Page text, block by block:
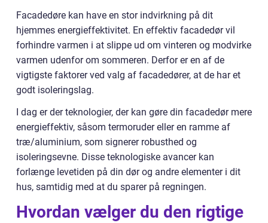
Facadedøre kan have en stor indvirkning på dit
hjemmes energieffektivitet. En effektiv facadedør vil
forhindre varmen i at slippe ud om vinteren og modvirke
varmen udenfor om sommeren. Derfor er en af de
vigtigste faktorer ved valg af facadedører, at de har et
godt isoleringslag.
I dag er der teknologier, der kan gøre din facadedør mere
energieffektiv, såsom termoruder eller en ramme af
træ/aluminium, som signerer robusthed og
isoleringsevne. Disse teknologiske avancer kan
forlænge levetiden på din dør og andre elementer i dit
hus, samtidig med at du sparer på regningen.
Hvordan vælger du den rigtige